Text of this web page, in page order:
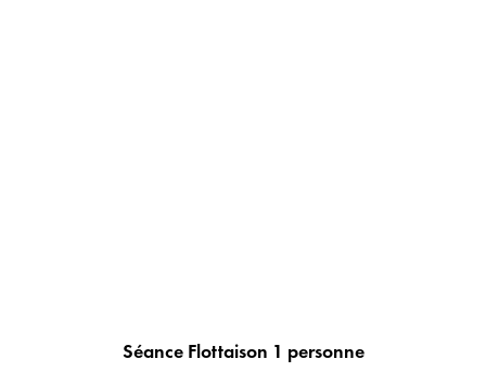
Séance Flottaison 1 personne